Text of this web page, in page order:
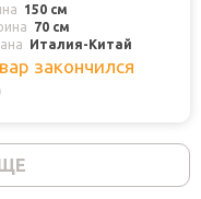
150 см
70 см
Италия-Китай
закончился